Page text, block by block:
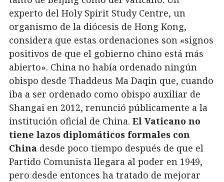
experto del Holy Spirit Study Centre, un
organismo de la diócesis de Hong Kong,
considera que estas ordenaciones son «signos
positivos de que el gobierno chino está más
abierto». China no había ordenado ningún
obispo desde Thaddeus Ma Daqin que, cuando
iba a ser ordenado como obispo auxiliar de
Shangai en 2012, renunció públicamente a la
institución oficial de China. El Vaticano no
tiene lazos diplomáticos formales con
China desde poco tiempo después de que el
Partido Comunista llegara al poder en 1949,
pero desde entonces ha tratado de mejorar